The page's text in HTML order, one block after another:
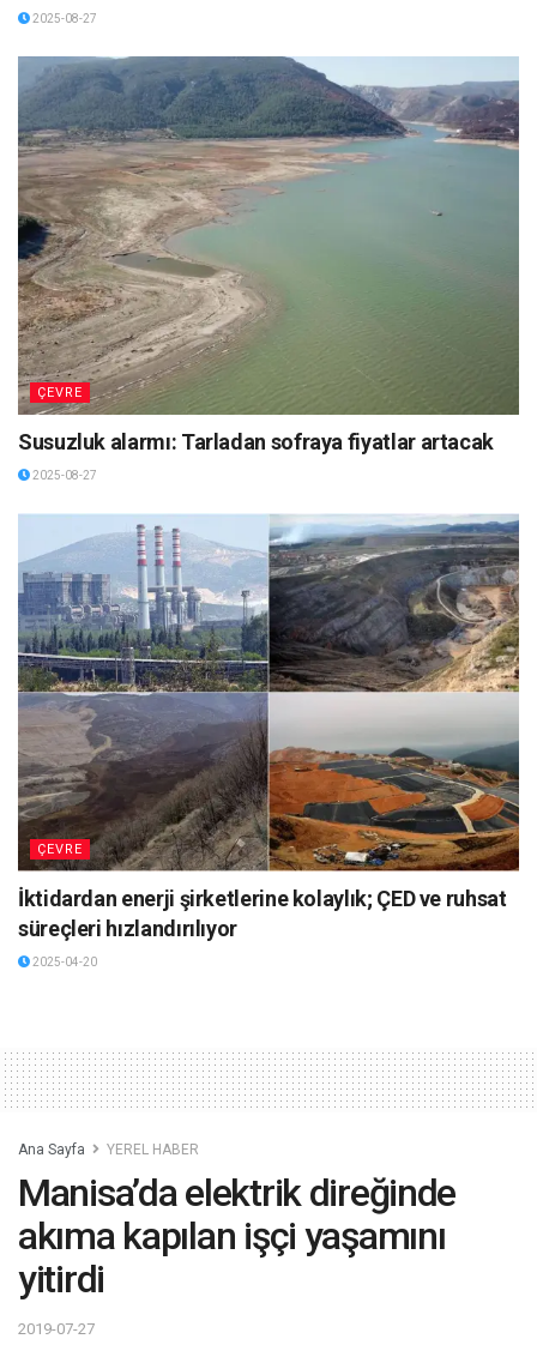
2025-08-27
ÇEVRE
Susuzluk alarmı: Tarladan sofraya fiyatlar artacak
2025-08-27
ÇEVRE
İktidardan enerji şirketlerine kolaylık; ÇED ve ruhsat
süreçleri hızlandırılıyor
2025-04-20
Ana Sayfa YEREL HABER
Manisa’da elektrik direğinde
akıma kapılan işçi yaşamını
yitirdi
2019-07-27